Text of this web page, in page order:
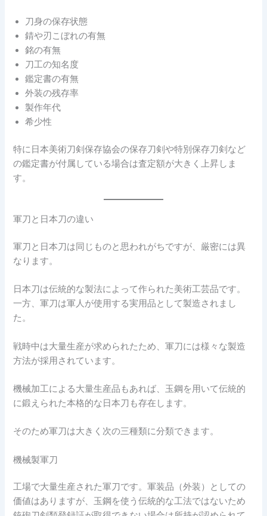
刀身の保存状態
錆や刃こぼれの有無
銘の有無
刀工の知名度
鑑定書の有無
外装の残存率
製作年代
希少性
特に日本美術刀剣保存協会の保存刀剣や特別保存刀剣など
の鑑定書が付属している場合は査定額が大きく上昇しま
す。
軍刀と日本刀の違い
軍刀と日本刀は同じものと思われがちですが、厳密には異
なります。
日本刀は伝統的な製法によって作られた美術工芸品です。
一方、軍刀は軍人が使用する実用品として製造されまし
た。
戦時中は大量生産が求められたため、軍刀には様々な製造
方法が採用されています。
機械加工による大量生産品もあれば、玉鋼を用いて伝統的
に鍛えられた本格的な日本刀も存在します。
そのため軍刀は大きく次の三種類に分類できます。
機械製軍刀
工場で大量生産された軍刀です。軍装品（外装）としての
価値はありますが、玉鋼を使う伝統的な工法ではないため